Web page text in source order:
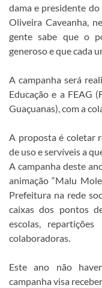
dama e presidente
Oliveira Caveanha,
gente sabe que o
generoso e que cada
A campanha será
Educação e a FEAG
Guaçuanas), com a
A proposta é coletar
de uso e servíveis a
A campanha deste
animação “Malu
Prefeitura na rede
caixas dos pontos
escolas,
colaboradoras.
Este ano não
campanha visa